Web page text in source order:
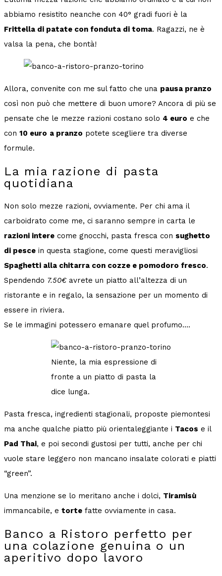
abbiamo resistito neanche con 40° gradi fuori è la
Frittella di patate con fonduta di toma. Ragazzi, ne è
valsa la pena, che bontà!
Allora, convenite con me sul fatto che una pausa pranzo
così non può che mettere di buon umore? Ancora di più se
pensate che le mezze razioni costano solo 4 euro e che
con 10 euro a pranzo potete scegliere tra diverse
formule.
La mia razione di pasta
quotidiana
Non solo mezze razioni, ovviamente. Per chi ama il
carboidrato come me, ci saranno sempre in carta le
razioni intere come gnocchi, pasta fresca con sughetto
di pesce in questa stagione, come questi meravigliosi
Spaghetti alla chitarra con cozze e pomodoro fresco.
Spendendo 7.50€avrete un piatto all’altezza di un
ristorante e in regalo, la sensazione per un momento di
essere in riviera.
Se le immagini potessero emanare quel profumo….
Niente, la mia espressione di
fronte a un piatto di pasta la
dice lunga.
Pasta fresca, ingredienti stagionali, proposte piemontesi
ma anche qualche piatto più orientaleggiante i Tacos e il
Pad Thai, e poi secondi gustosi per tutti, anche per chi
vuole stare leggero non mancano insalate colorati e piatti
“green”.
Una menzione se lo meritano anche i dolci, Tiramisù
immancabile, e torte fatte ovviamente in casa.
Banco a Ristoro perfetto per
una colazione genuina o un
aperitivo dopo lavoro